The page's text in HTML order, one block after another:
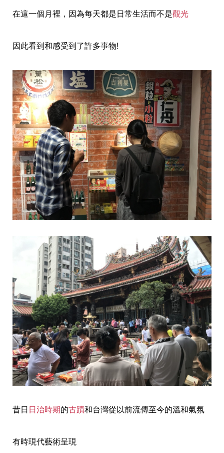
在這一個月裡，因為每天都是日常生活而不是觀光
因此看到和感受到了許多事物!
昔日 日治時期的古蹟和台灣從以前流傳至今的溫和氣氛
有時現代藝術呈現